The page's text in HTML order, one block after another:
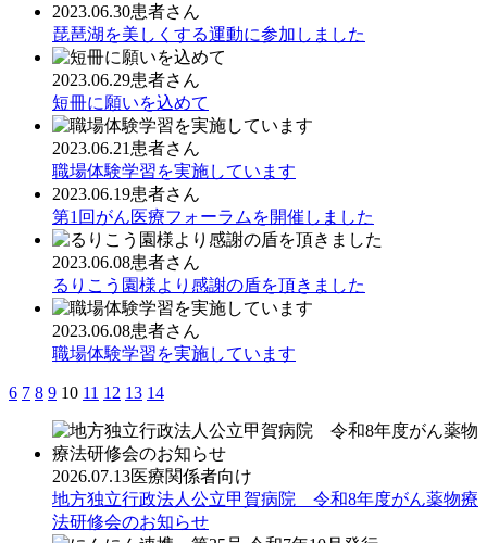
2023.06.30患者さん
琵琶湖を美しくする運動に参加しました
2023.06.29患者さん
短冊に願いを込めて
2023.06.21 患者さん
職場体験学習を実施しています
2023.06.19患者さん
第1回がん医療フォーラムを開催しました
2023.06.08患者さん
るりこう園様より感謝の盾を頂きました
2023.06.08患者さん
職場体験学習を実施しています
6 7 8 9 10 11 12 13 14
2026.07.13医療関係者向け
地方独立行政法人公立甲賀病院 令和8年度がん薬物療
法研修会のお知らせ